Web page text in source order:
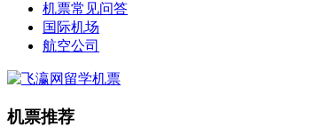
机票常见问答
国际机场
航空公司
机票推荐